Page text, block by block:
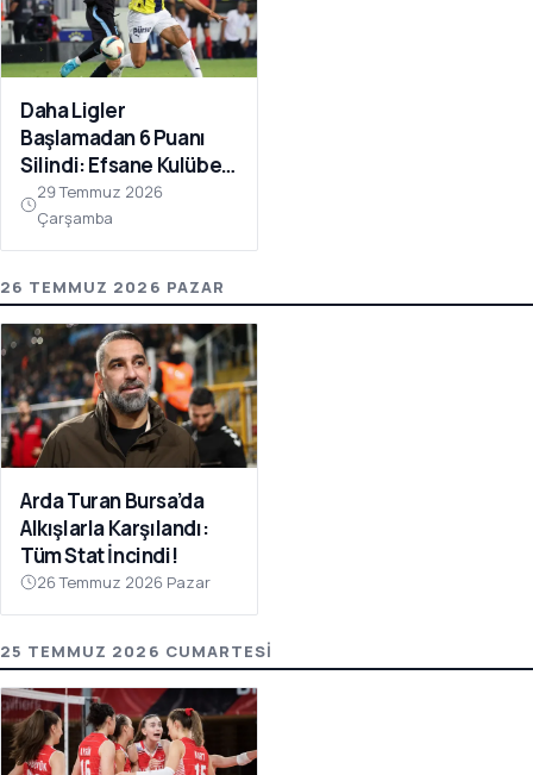
Daha Ligler
Başlamadan 6 Puanı
Silindi: Efsane Kulübe
FIFA Darbesi!
29 Temmuz 2026
Çarşamba
26 TEMMUZ 2026 PAZAR
Arda Turan Bursa’da
Alkışlarla Karşılandı:
Tüm Stat İncindi!
26 Temmuz 2026 Pazar
25 TEMMUZ 2026 CUMARTESI